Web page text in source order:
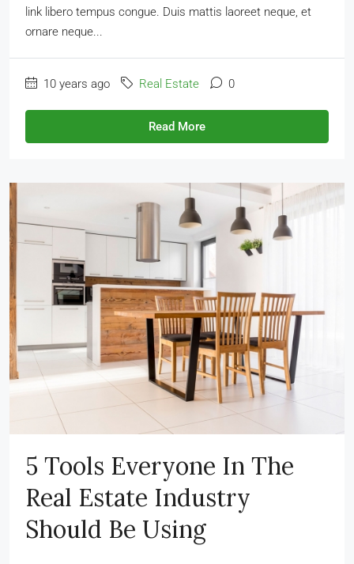
link libero tempus congue. Duis mattis laoreet neque, et
ornare neque...
10 years ago Real Estate 0
Read More
5 Tools Everyone In The
Real Estate Industry
Should Be Using